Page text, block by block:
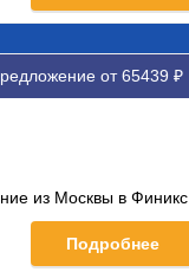
от 65439 ₽
из Москвы в Финикс
Подробнее